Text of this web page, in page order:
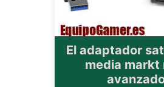
El adaptador
media markt